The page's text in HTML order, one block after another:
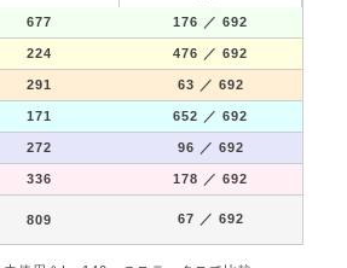
677 176 ／ 692
224 476 ／ 692
291 63 ／ 692
171 652 ／ 692
272 96 ／ 692
336 178 ／ 692
809 67 ／ 692